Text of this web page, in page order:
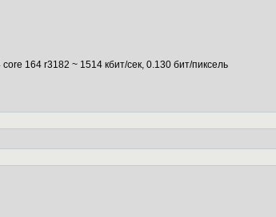
164 r3182 ~ 1514 кбит/сек, 0.130 бит/пиксель